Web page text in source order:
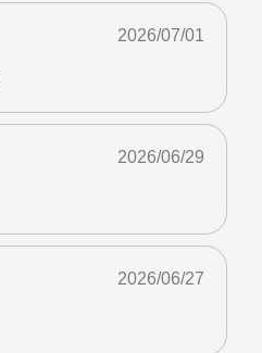
2026/07/01
2026/06/29
2026/06/27